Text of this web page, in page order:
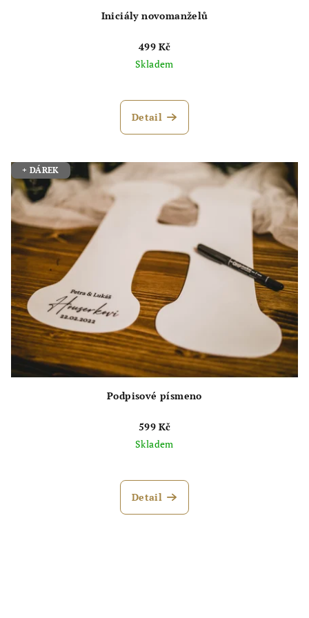
Iniciály novomanželů
499 Kč
Skladem
hodnocení
produktu
hvězdiček.
Detail
+ DÁREK
Podpisové písmeno
599 Kč
Skladem
Detail